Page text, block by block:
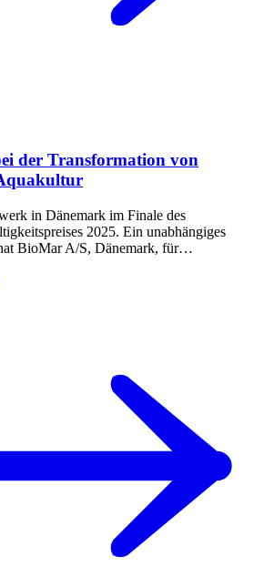
der Transformation von
in Dänemark im Finale des
2025. Ein unabhängiges
BioMar A/S, Dänemark, für…